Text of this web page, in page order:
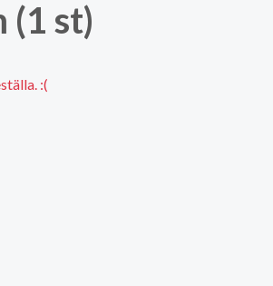
(1 st)
:(